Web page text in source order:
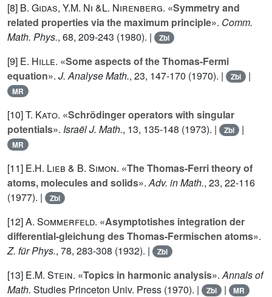
[8] B. Gidas, Y.M. Ni &L. Nirenberg. «Symmetry and
related properties via the maximum principle». Comm.
Math. Phys., 68, 209-243 (1980). | Zbl
[9] E. Hille. «Some aspects of the Thomas-Fermi
equation». J. Analyse Math., 23, 147-170 (1970). | Zbl |
MR
[10]T. Kato. «Schrödinger operators with singular
potentials». Israël J. Math., 13, 135-148 (1973). | Zbl |
MR
[11] E.H. Lieb & B. Simon. «The Thomas-Ferri theory of
atoms, molecules and solids».Adv. in Math., 23, 22-116
(1977). |
Zbl
[12]A. Sommerfeld. «Asymptotishes integration der
differential-gleichung des Thomas-Fermischen atoms».
Z. für Phys., 78, 283-308 (1932). | Zbl
[13] E.M. Stein. «Topics in harmonic analysis».Annals of
Math. Studies Princeton Univ. Press (1970). | Zbl | MR